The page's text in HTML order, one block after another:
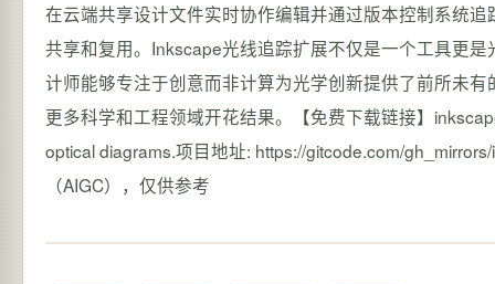
在云端共享设计文件实时协作编辑并通过版本控制系统
共享和复用。Inkscape光线追踪扩展不仅是一个工具更
计师能够专注于创意而非计算为光学创新提供了前所未
更多科学和工程领域开花结果。【免费下载链接】
optical diagrams.项目地址: https://gitcode.com/
（AIGC），仅供参考